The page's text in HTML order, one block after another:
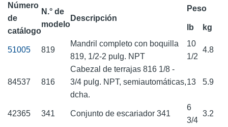
Número
de
catálogo
N.° de
modelo
Descripción
Peso
lb kg
51005 819
Mandril completo con boquilla
819, 1/2-2 pulg. NPT
10
1/2
4.8
84537 816
Cabezal de terrajas 816 1/8 -
3/4 pulg. NPT, semiautomáticas,
dcha.
13 5.9
42365 341 Conjunto de escariador 341
6
3/4
3.2